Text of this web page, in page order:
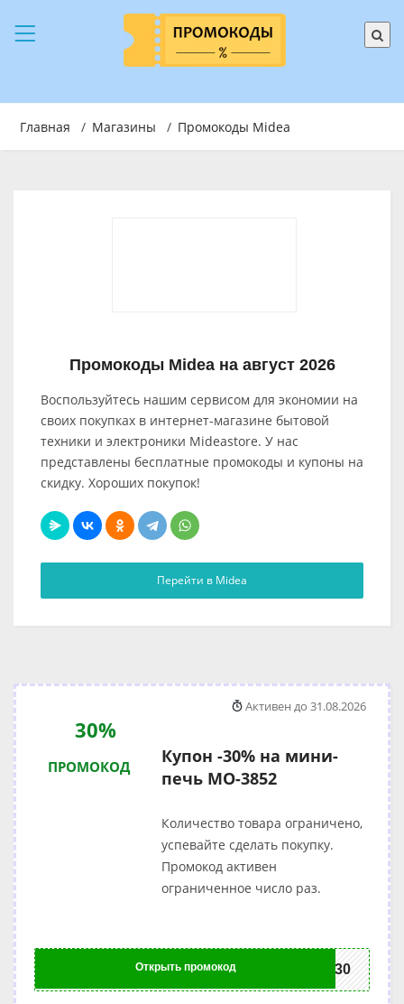
Главная / Магазины / Промокоды Midea
Промокоды Midea на август 2026
Воспользуйтесь нашим сервисом для экономии на
своих покупках в интернет-магазине бытовой
техники и электроники Mideastore. У нас
представлены бесплатные промокоды и купоны на
скидку. Хороших покупок!
Перейти в Midea
30%
ПРОМОКОД
Купон -30% на мини-
печь MO-3852
Количество товара ограничено,
успевайте сделать покупку.
Промокод активен
ограниченное число раз.
Активен до 31.08.2026
Открыть промокод mi30